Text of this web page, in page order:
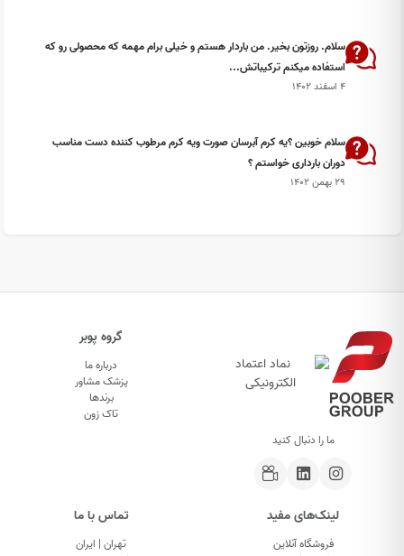
سلام. روزتون بخیر. من باردار هستم و خیلی برام مهمه که محصولی رو که
استفاده میکنم ترکیباتش...
۴ اسفند ۱۴۰۲
سلام خوبین ؟یه کرم آبرسان صورت ویه کرم مرطوب کننده دست مناسب
دوران بارداری خواستم ؟
۲۹ بهمن ۱۴۰۲
ما را دنبال کنید
گروه پوبر
درباره ما
پزشک مشاور
برندها
تاک زون
لینک‌های مفید
فروشگاه آنلاین
تماس با ما
تهران | ایران